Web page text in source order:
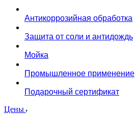
Антикоррозийная обработка
Защита от соли и антидождь
Мойка
Промышленное применение
Подарочный сертификат
Цены